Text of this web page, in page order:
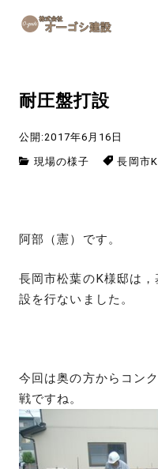
手しごと
耐圧盤打設
公開:2017年6月16日
現場の様子 長岡市
阿部（憲）です。
長岡市松葉のK様邸は
設を行ないました。
今回は奥の方からコン
戦ですね。